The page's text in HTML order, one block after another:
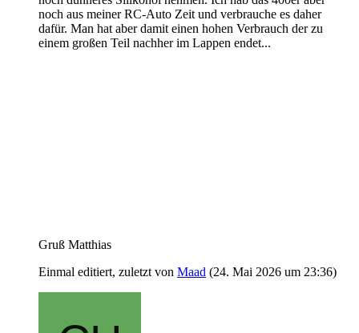
noch aus meiner RC-Auto Zeit und verbrauche es daher
dafür. Man hat aber damit einen hohen Verbrauch der zu
einem großen Teil nachher im Lappen endet...
Gruß Matthias
Einmal editiert, zuletzt von Maad (24. Mai 2026 um 23:36)